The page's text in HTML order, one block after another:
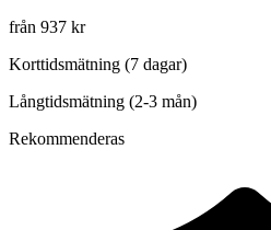
från 937 kr
Korttidsmätning (7 dagar)
Långtidsmätning (2-3 mån)
Rekommenderas